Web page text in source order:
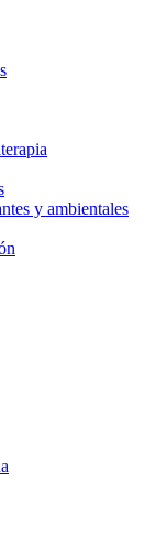
y ambientales